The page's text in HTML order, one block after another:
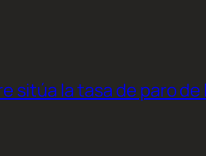
sitúa la tasa de paro de